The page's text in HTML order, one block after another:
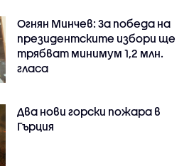
Огнян Минчев: За победа на
президентските избори ще
трябват минимум 1,2 млн.
гласа
Два нови горски пожара в
Гърция